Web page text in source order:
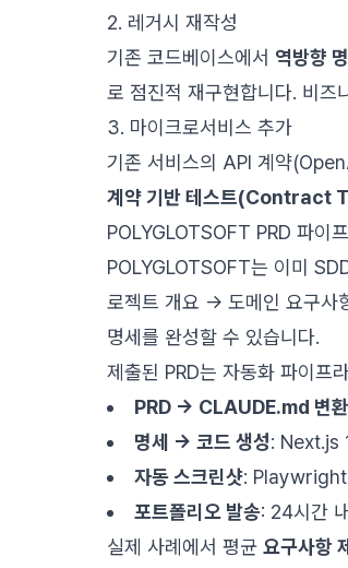
2. 레거시 재작성
기존 코드베이스에서 역방향
로 점진적 재구현합니다. 비즈
3. 마이크로서비스 추가
기존 서비스의 API 계약
계약 기반 테스트(Contract
POLYGLOTSOFT PRD 파이
POLYGLOTSOFT는 이미
로젝트 개요 → 도메인 요구
명세를 완성할 수 있습니다.
제출된 PRD는 자동화 파이프
PRD → CLAUDE.md 변환
명세 → 코드 생성: Next.js
자동 스크린샷:
포트폴리오 발송: 24시간
실제 사례에서 평균 요구사항